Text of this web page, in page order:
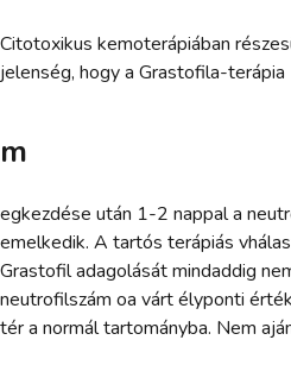
Citotoxikus kemoterápiában
jelenség, hogy a Grastofila-terápia
m
egkezdése után 1-2 nappal a
emelkedik. A tartós terápiás
Grastofil adagolását mindaddig
neutrofilszám oa várt élyponti
tér a normál tartományba. Nem